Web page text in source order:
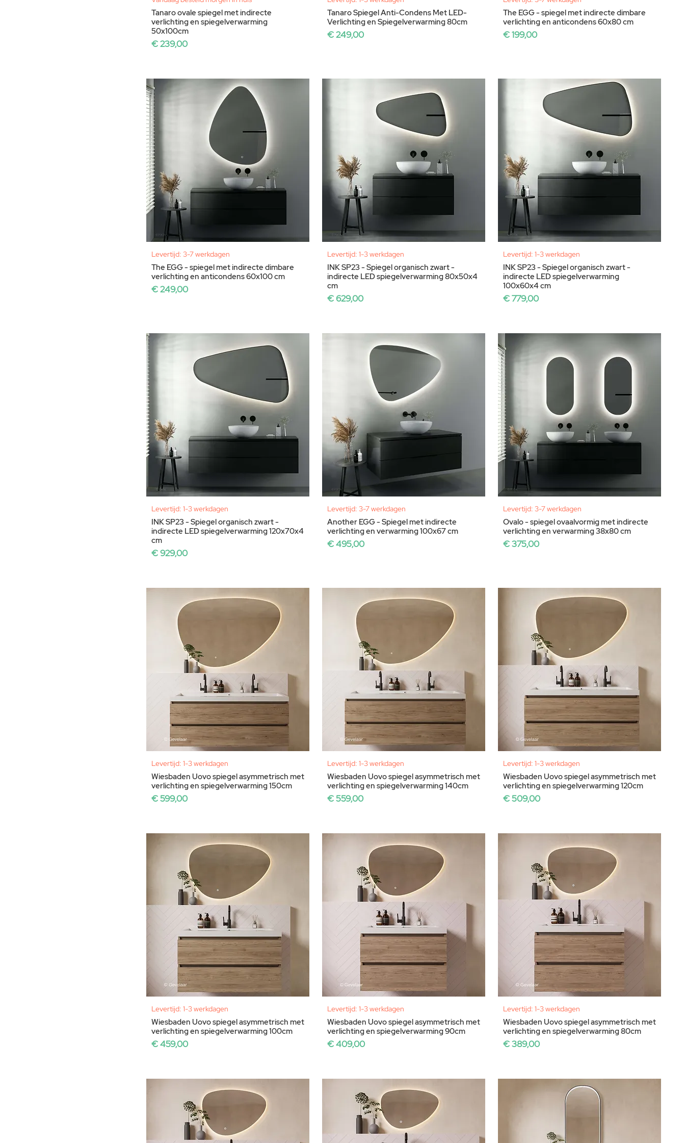
Tanaro ovale spiegel met indirecte
verlichting en spiegelverwarming
50x100cm
Prijs
€ 239,00
Tanaro Spiegel Anti-Condens Met LED-
Verlichting en Spiegelverwarming 80cm
Prijs
€ 249,00
The EGG - spiegel met indirecte dimbare
verlichting en anticondens 60x80 cm
Prijs
€ 199,00
Levertijd: 3-7 werkdagen
The EGG - spiegel met indirecte dimbare
verlichting en anticondens 60x100 cm
Prijs
€ 249,00
Levertijd: 1-3 werkdagen
INK SP23 - Spiegel organisch zwart -
indirecte LED spiegelverwarming 80x50x4
cm
Prijs
€ 629,00
Levertijd: 1-3 werkdagen
INK SP23 - Spiegel organisch zwart -
indirecte LED spiegelverwarming
100x60x4 cm
Prijs
€ 779,00
Levertijd: 1-3 werkdagen
INK SP23 - Spiegel organisch zwart -
indirecte LED spiegelverwarming 120x70x4
cm
Prijs
€ 929,00
Levertijd: 3-7 werkdagen
Another EGG - Spiegel met indirecte
verlichting en verwarming 100x67 cm
Prijs
€ 495,00
Levertijd: 3-7 werkdagen
Ovalo - spiegel ovaalvormig met indirecte
verlichting en verwarming 38x80 cm
Prijs
€ 375,00
Levertijd: 1-3 werkdagen
Wiesbaden Uovo spiegel asymmetrisch met
verlichting en spiegelverwarming 150cm
Prijs
€ 599,00
Levertijd: 1-3 werkdagen
Wiesbaden Uovo spiegel asymmetrisch met
verlichting en spiegelverwarming 140cm
Prijs
€ 559,00
Levertijd: 1-3 werkdagen
Wiesbaden Uovo spiegel asymmetrisch met
verlichting en spiegelverwarming 120cm
Prijs
€ 509,00
Levertijd: 1-3 werkdagen
Wiesbaden Uovo spiegel asymmetrisch met
verlichting en spiegelverwarming 100cm
Prijs
€ 459,00
Levertijd: 1-3 werkdagen
Wiesbaden Uovo spiegel asymmetrisch met
verlichting en spiegelverwarming 90cm
Prijs
€ 409,00
Levertijd: 1-3 werkdagen
Wiesbaden Uovo spiegel asymmetrisch met
verlichting en spiegelverwarming 80cm
Prijs
€ 389,00